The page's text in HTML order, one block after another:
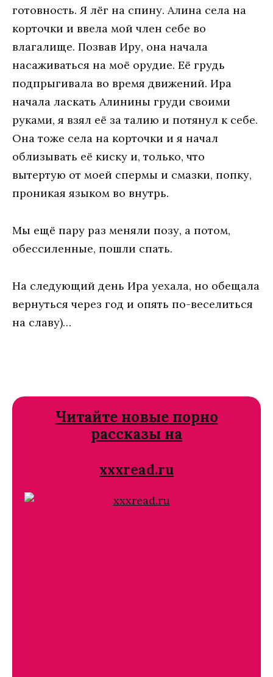
готовность. Я лёг на спину. Алина села на
корточки и ввела мой член себе во
влагалище. Позвав Иру, она начала
насаживаться на моё орудие. Её грудь
подпрыгивала во время движений. Ира
начала ласкать Алинины груди своими
руками, я взял её за талию и потянул к себе.
Она тоже села на корточки и я начал
облизывать её киску и, только, что
вытертую от моей спермы и смазки, попку,
проникая языком во внутрь.
Мы ещё пару раз меняли позу, а потом,
обессиленные, пошли спать.
На следующий день Ира уехала, но обещала
вернуться через год и опять по-веселиться
на славу)…
Читайте новые порно
рассказы на
xxxread.ru